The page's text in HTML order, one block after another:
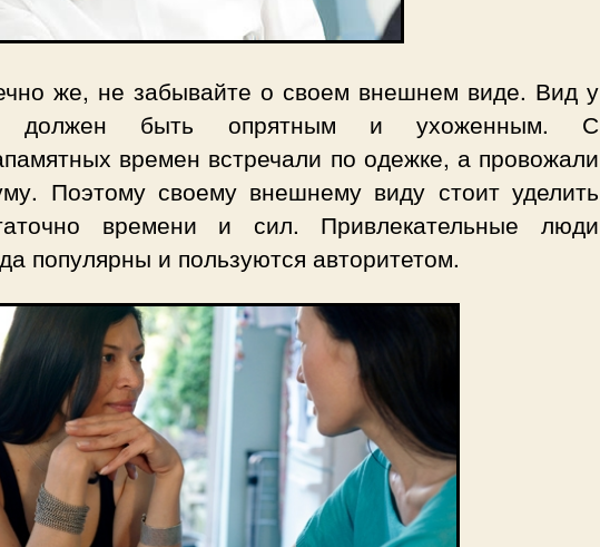
же, не забывайте о своем внешнем виде. Вид у
должен быть опрятным и ухоженным. С
времен встречали по одежке, а провожали
Поэтому своему внешнему виду стоит уделить
времени и сил. Привлекательные люди
популярны и пользуются авторитетом.